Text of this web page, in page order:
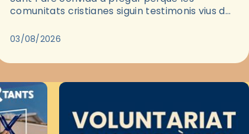
comunitats cristianes siguin testimonis vius de
pregària, el…
03/08/2026